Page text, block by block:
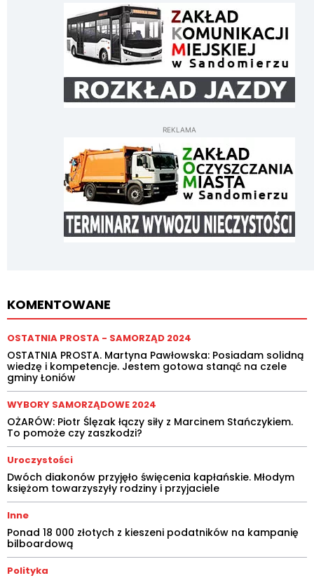
REKLAMA
KOMENTOWANE
OSTATNIA PROSTA - SAMORZĄD 2024
OSTATNIA PROSTA. Martyna Pawłowska: Posiadam solidną
wiedzę i kompetencje. Jestem gotowa stanąć na czele
gminy Łoniów
WYBORY SAMORZĄDOWE 2024
OŻARÓW: Piotr Ślęzak łączy siły z Marcinem Stańczykiem.
To pomoże czy zaszkodzi?
Uroczystości
Dwóch diakonów przyjęło święcenia kapłańskie. Młodym
księżom towarzyszyły rodziny i przyjaciele
Inne
Ponad 18 000 złotych z kieszeni podatników na kampanię
bilboardową
Polityka